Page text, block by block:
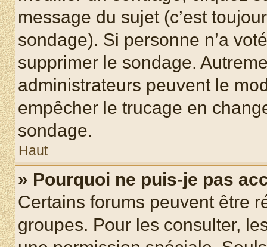
message du sujet (c’est
sondage). Si personne n’a
supprimer le sondage.
administrateurs peuvent le
empêcher le trucage en
sondage.
Haut
» Pourquoi ne puis-je pas
Certains forums peuvent être
groupes. Pour les consulter,